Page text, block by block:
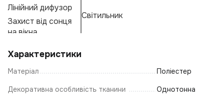
Лінійний дифузор
Захист від сонця
на вікна
Світильник
Характеристики
Матеріал Поліестер
Декоративна особливість тканини Однотонна